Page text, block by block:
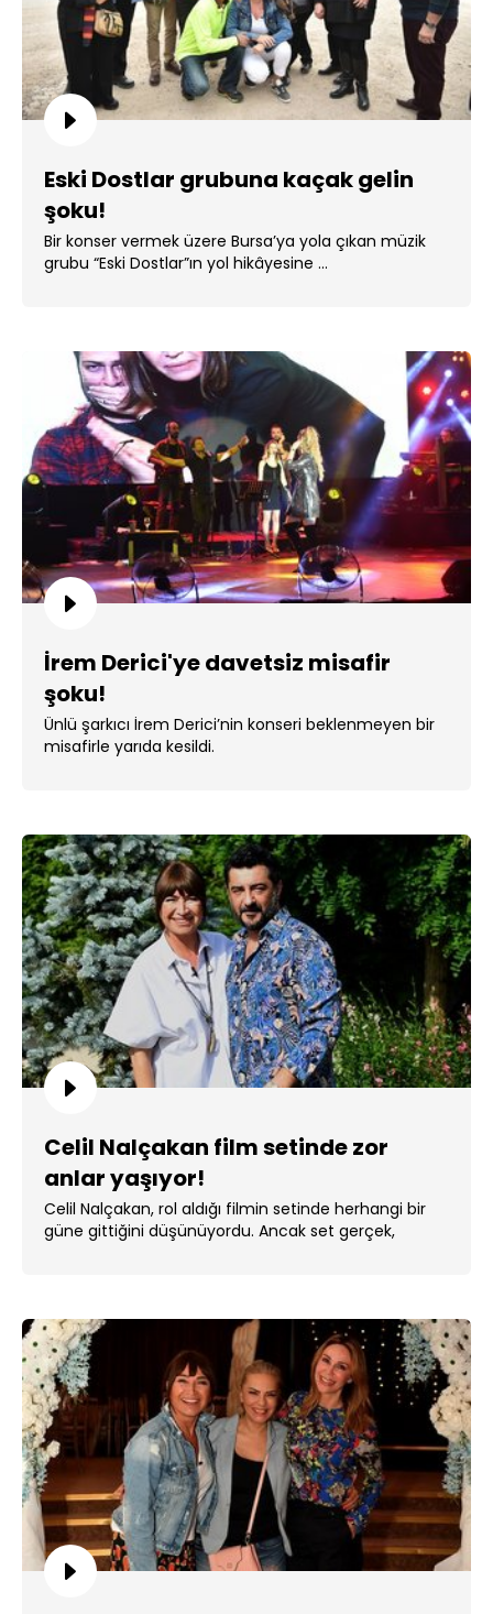
Eski Dostlar grubuna kaçak gelin
şoku!
Bir konser vermek üzere Bursa’ya yola çıkan müzik
grubu “Eski Dostlar”ın yol hikâyesine ...
İrem Derici'ye davetsiz misafir
şoku!
Ünlü şarkıcı İrem Derici’nin konseri beklenmeyen bir
misafirle yarıda kesildi.
Celil Nalçakan film setinde zor
anlar yaşıyor!
Celil Nalçakan, rol aldığı filmin setinde herhangi bir
güne gittiğini düşünüyordu. Ancak set gerçek,